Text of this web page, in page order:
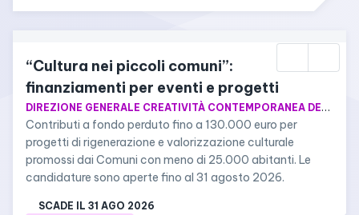
“Cultura nei piccoli comuni”:
finanziamenti per eventi e progetti
DIREZIONE GENERALE CREATIVITÀ CONTEMPORANEA DEL MINISTERO DELLA CULTURA
Contributi a fondo perduto fino a 130.000 euro per
progetti di rigenerazione e valorizzazione culturale
promossi dai Comuni con meno di 25.000 abitanti. Le
candidature sono aperte fino al 31 agosto 2026.
SCADE IL 31 AGO 2026